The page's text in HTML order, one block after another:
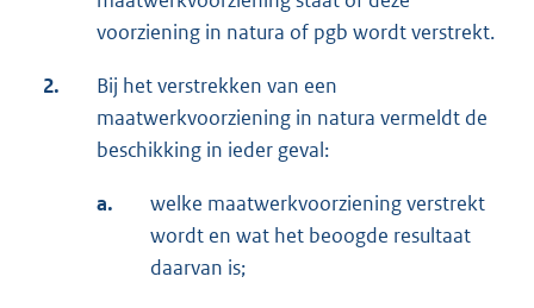
voorziening in natura of pgb wordt verstrekt.
2.
Bij het verstrekken van een
maatwerkvoorziening in natura vermeldt de
beschikking in ieder geval:
a.
welke maatwerkvoorziening verstrekt
wordt en wat het beoogde resultaat
daarvan is;